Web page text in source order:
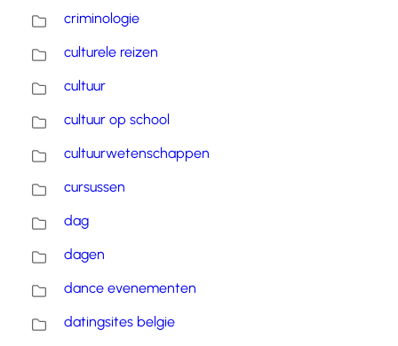
criminologie
culturele reizen
cultuur
cultuur op school
cultuurwetenschappen
cursussen
dag
dagen
dance evenementen
datingsites belgie